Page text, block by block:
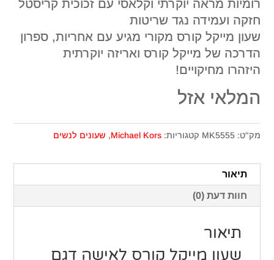
רומיות מראה יוקרתי וקלאסי עם זכוכית קריסטל
חזקה ועמידה נגד שריטות
שעון מייקל קורס מקורי מגיע עם אחריות, ספרון
הדרכה של מייקל קורס ואריזה יוקרתית
היזהרו מחיקויים!
המלאי אזל
מק"ט:MK5555 קטגוריות:Michael Kors
, שעונים לנשים
תיאור
חוות דעת (0)
תיאור
שעון מייקל קורס ‏לאישה דגם